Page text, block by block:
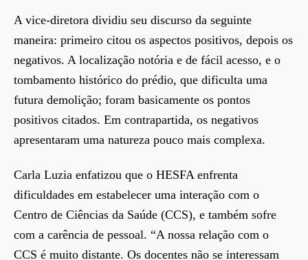
A vice-diretora dividiu seu discurso da seguinte
maneira: primeiro citou os aspectos positivos, depois os
negativos. A localização notória e de fácil acesso, e o
tombamento histórico do prédio, que dificulta uma
futura demolição; foram basicamente os pontos
positivos citados. Em contrapartida, os negativos
apresentaram uma natureza pouco mais complexa.
Carla Luzia enfatizou que o HESFA enfrenta
dificuldades em estabelecer uma interação com o
Centro de Ciências da Saúde (CCS), e também sofre
com a carência de pessoal. “A nossa relação com o
CCS é muito distante. Os docentes não se interessam